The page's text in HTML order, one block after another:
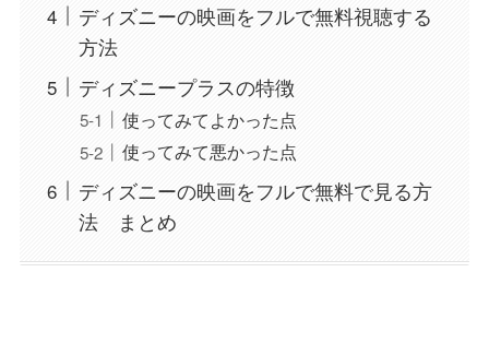
ディズニーの映画をフルで無料視聴する
方法
ディズニープラスの特徴
使ってみてよかった点
使ってみて悪かった点
ディズニーの映画をフルで無料で見る方
法 まとめ